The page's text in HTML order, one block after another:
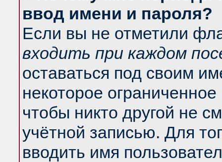
ввод имени и пароля?
Если вы не отметили
входить при каждом
оставаться под своим
некоторое
чтобы никто другой не
учётной записью. Для
вводить имя